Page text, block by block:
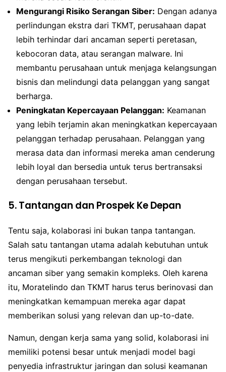
Mengurangi Risiko Serangan Siber: Dengan adanya
perlindungan ekstra dari TKMT, perusahaan dapat
lebih terhindar dari ancaman seperti peretasan,
kebocoran data, atau serangan malware. Ini
membantu perusahaan untuk menjaga kelangsungan
bisnis dan melindungi data pelanggan yang sangat
berharga.
Peningkatan Kepercayaan Pelanggan: Keamanan
yang lebih terjamin akan meningkatkan kepercayaan
pelanggan terhadap perusahaan. Pelanggan yang
merasa data dan informasi mereka aman cenderung
lebih loyal dan bersedia untuk terus bertransaksi
dengan perusahaan tersebut.
5. Tantangan dan Prospek Ke Depan
Tentu saja, kolaborasi ini bukan tanpa tantangan.
Salah satu tantangan utama adalah kebutuhan untuk
terus mengikuti perkembangan teknologi dan
ancaman siber yang semakin kompleks. Oleh karena
itu, Moratelindo dan TKMT harus terus berinovasi dan
meningkatkan kemampuan mereka agar dapat
memberikan solusi yang relevan dan up-to-date.
Namun, dengan kerja sama yang solid, kolaborasi ini
memiliki potensi besar untuk menjadi model bagi
penyedia infrastruktur jaringan dan solusi keamanan